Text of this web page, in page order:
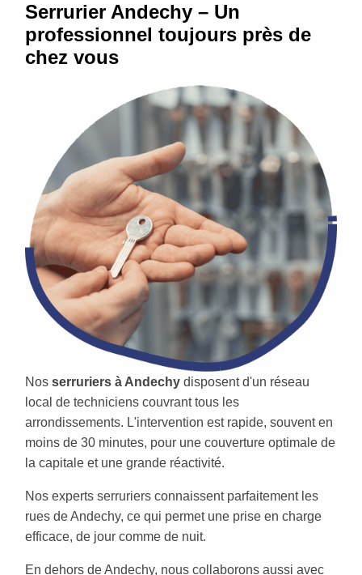
Serrurier Andechy – Un
professionnel toujours près de
chez vous
Nos serruriers à Andechy disposent d'un réseau
local de techniciens couvrant tous les
arrondissements. L'intervention est rapide, souvent en
moins de 30 minutes, pour une couverture optimale de
la capitale et une grande réactivité.
Nos experts serruriers connaissent parfaitement les
rues de Andechy, ce qui permet une prise en charge
efficace, de jour comme de nuit.
En dehors de Andechy, nous collaborons aussi avec